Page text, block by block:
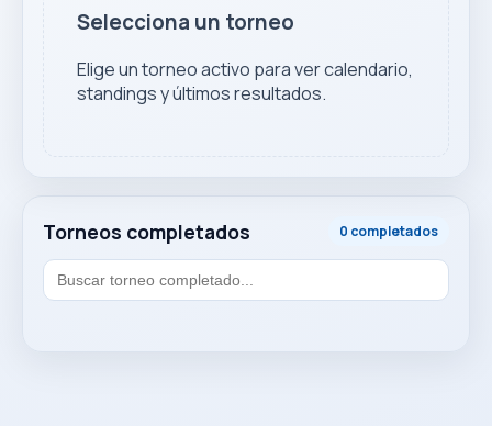
Torneos completados 0 completados
Selecciona un torneo
Elige un torneo activo para ver calendario,
standings y últimos resultados.